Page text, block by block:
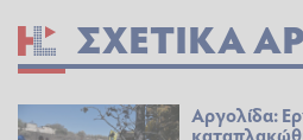
ΣΧΕΤΙΚΆ
Αργολίδα: